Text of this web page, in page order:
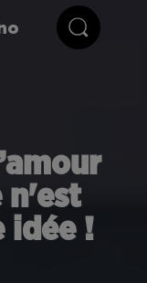
n'est
idée !